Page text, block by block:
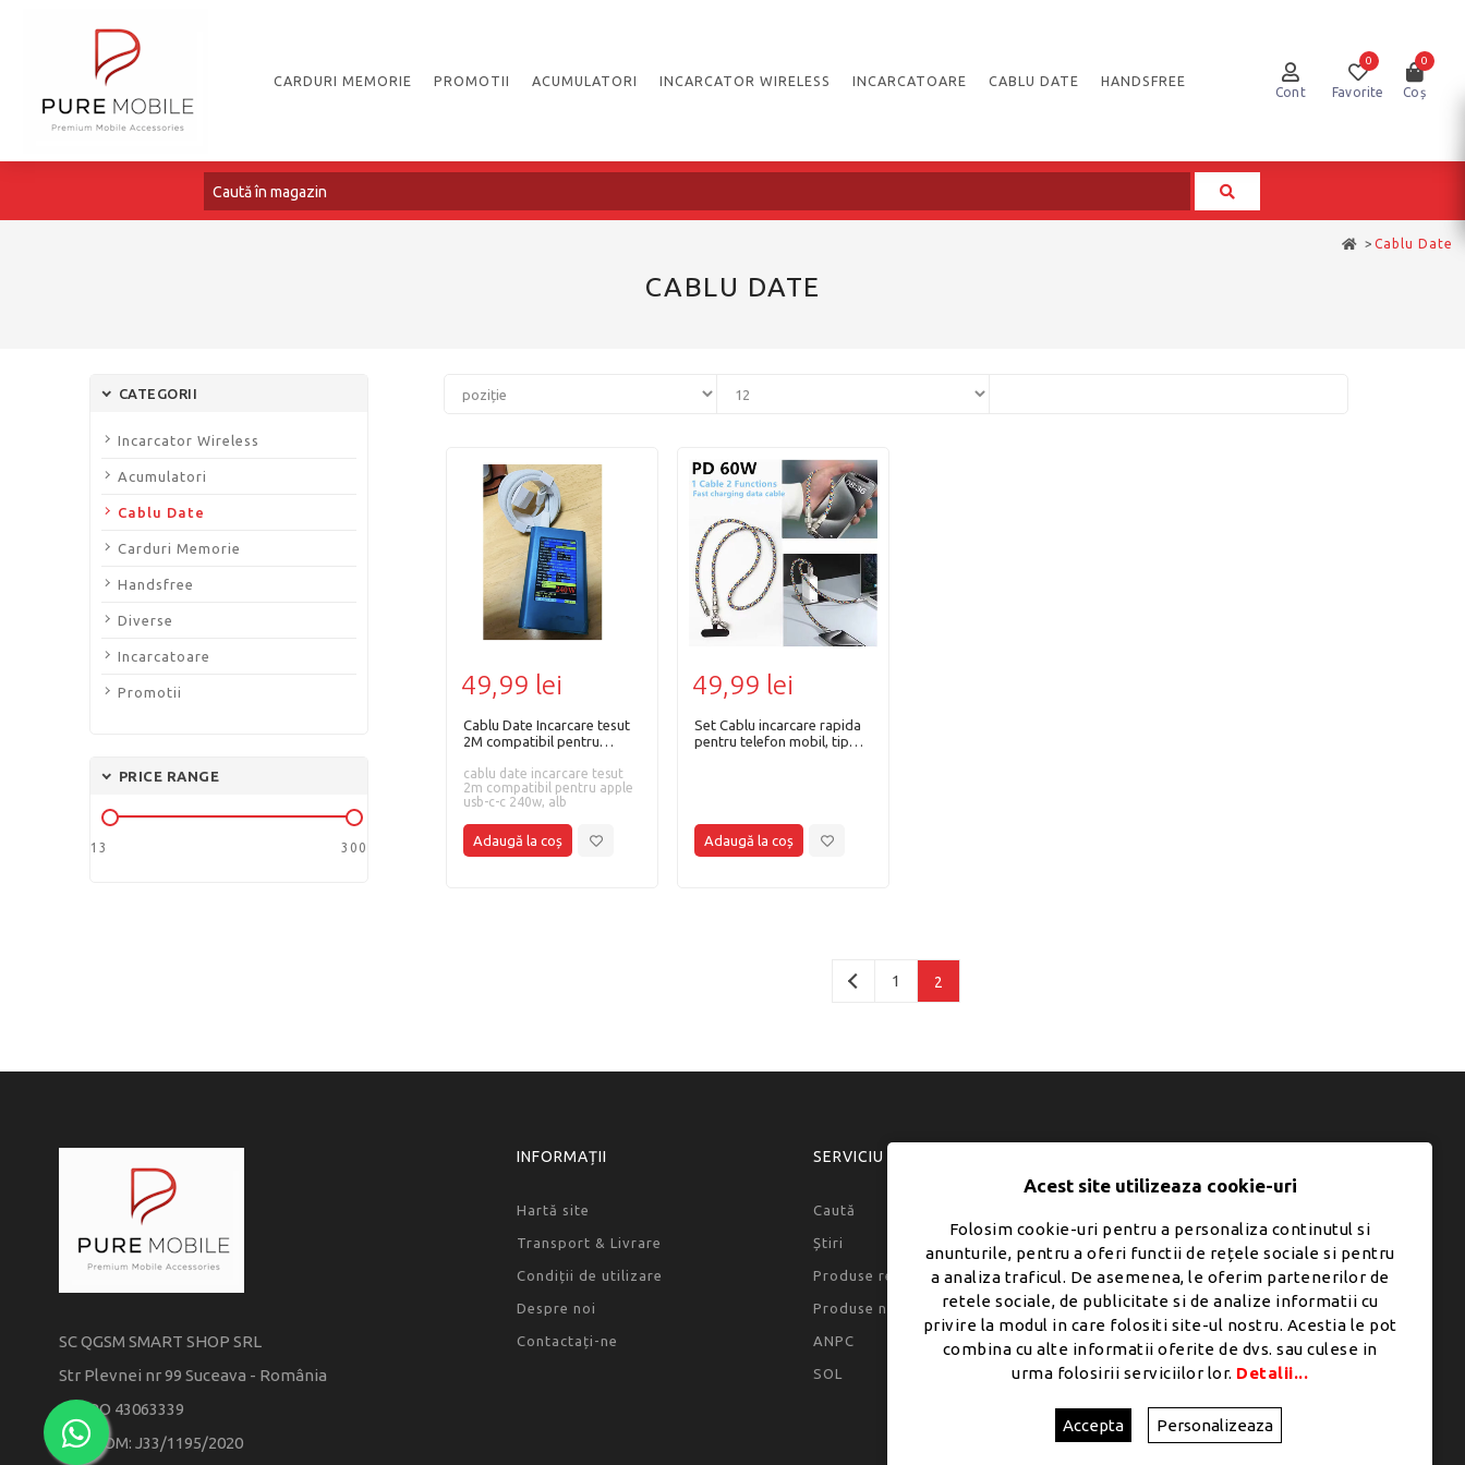
CARDURI MEMORIE PROMOTII ACUMULATORI INCARCATOR WIRELESS INCARCATOARE CABLU DATE HANDSFREE
Cont Favorite
0
Coș
0
> Cablu Date
CABLU DATE
49,99 lei
Cablu Date Incarcare tesut
2M compatibil pentru
cablu date incarcare tesut
2m compatibil pentru apple
usb-c-c 240w, alb
49,99 lei
Set Cablu incarcare rapida
pentru telefon mobil, tip
pentru mana, universal
multicolor
1 2
CATEGORII
Incarcator Wireless
Acumulatori
Cablu Date
Carduri Memorie
Handsfree
Diverse
Incarcatoare
Promotii
PRICE RANGE
13 300
SC QGSM SMART SHOP SRL
Str Plevnei nr 99 Suceava - România
CIF: RO 43063339
REG COM: J33/1195/2020
INFORMAȚII
Hartă site
Transport & Livrare
Condiții de utilizare
Despre noi
Contactați-ne
SERVICIU CLIENȚI
Caută
Știri
Produse recent văzute
Produse noi
ANPC
SOL
Adresă
Coș
Listă dorințe
Acest site utilizeaza cookie-uri
Folosim cookie-uri pentru a personaliza continutul si
anunturile, pentru a oferi functii de rețele sociale si pentru
a analiza traficul. De asemenea, le oferim partenerilor de
retele sociale, de publicitate si de analize informatii cu
privire la modul in care folositi site-ul nostru. Acestia le pot
combina cu alte informatii oferite de dvs. sau culese in
urma folosirii serviciilor lor. Detalii...
Accepta Personalizeaza